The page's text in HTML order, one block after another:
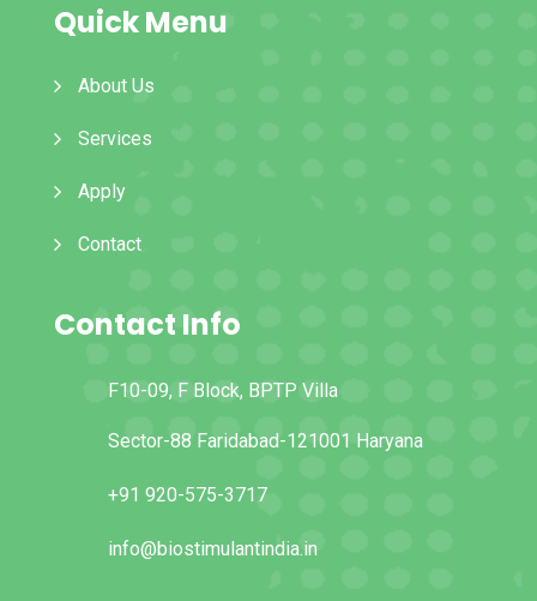
Quick Menu
About Us
Services
Apply
Contact
Contact Info
F10-09, F Block, BPTP Villa
Sector-88 Faridabad-121001 Haryana
+91 920-575-3717
info@biostimulantindia.in